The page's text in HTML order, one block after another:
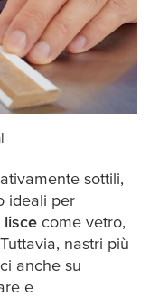
sottili,
ideali per
lisce come vetro,
nastri più
anche su
e